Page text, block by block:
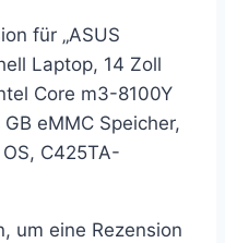
für „ASUS
Laptop, 14 Zoll
Core m3-8100Y
eMMC Speicher,
C425TA-
um eine Rezension